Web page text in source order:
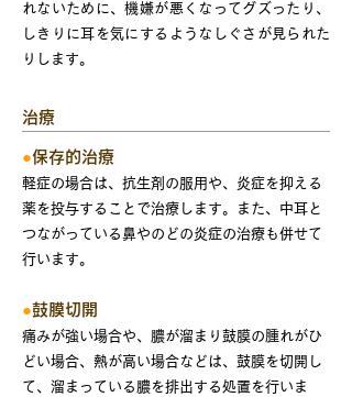
れないために、機嫌が悪くなってグズったり、
しきりに耳を気にするようなしぐさが見られた
りします。
治療
●保存的治療
軽症の場合は、抗生剤の服用や、炎症を抑える
薬を投与することで治療します。また、中耳と
つながっている鼻やのどの炎症の治療も併せて
行います。
●鼓膜切開
痛みが強い場合や、膿が溜まり鼓膜の腫れがひ
どい場合、熱が高い場合などは、鼓膜を切開し
て、溜まっている膿を排出する処置を行いま